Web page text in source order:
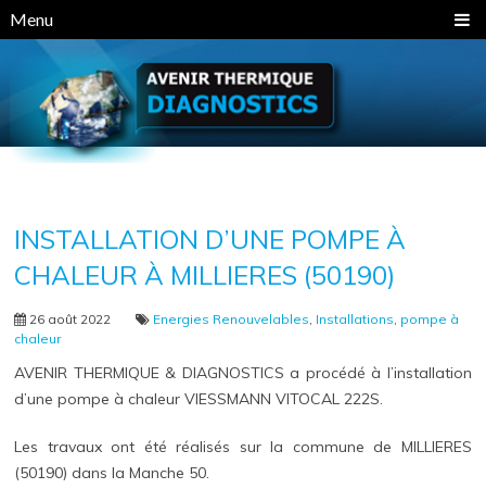
Menu
INSTALLATION D’UNE POMPE À
CHALEUR À MILLIERES (50190)
26 août 2022 Energies Renouvelables Installations pompe à
chaleur
AVENIR THERMIQUE & DIAGNOSTICS a procédé à l’installation
d’une pompe à chaleur VIESSMANN VITOCAL 222S.
Les travaux ont été réalisés sur la commune de MILLIERES
(50190) dans la Manche 50.
Panneau de gestion des cookies